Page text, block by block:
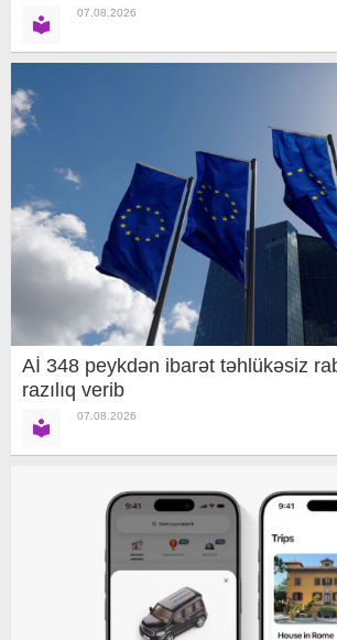
07.08.2026
Aİ 348 peykdən ibarət təhlükəsiz
razılıq verib
07.08.2026